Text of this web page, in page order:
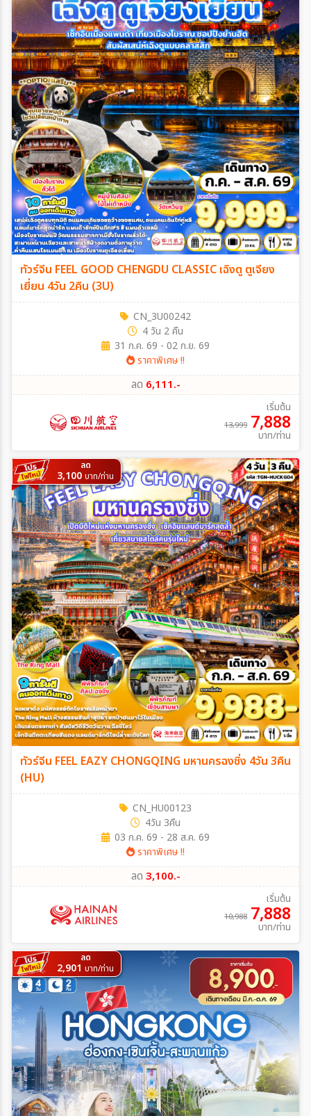
ค้นหา
ทัวร์จีน FEEL GOOD CHENGDU CLASSIC เฉิงตู ตูเจียง
เยี่ยน 4วัน 2คืน (3U)
CN_3U00242
4 วัน 2 คืน
31 ก.ค. 69 - 02 ก.ย. 69
ราคาพิเศษ !!
ลด 6,111.-
เริ่มต้น
13,999 7,888
บาท/ท่าน
ลด
3,100 บาท/ท่าน
ทัวร์จีน FEEL EAZY CHONGQING มหานครฉงชิ่ง 4วัน 3คืน
(HU)
CN_HU00123
4วัน 3คืน
03 ก.ค. 69 - 28 ส.ค. 69
ราคาพิเศษ !!
ลด 3,100.-
เริ่มต้น
10,988 7,888
บาท/ท่าน
ลด
2,901 บาท/ท่าน